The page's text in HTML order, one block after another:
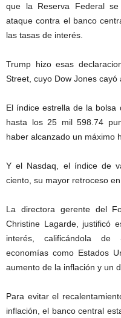
que la Reserva Federal
ataque contra el banco
las tasas de interés.
Trump hizo esas
Street, cuyo Dow Jones cayó
El índice estrella de la bolsa
hasta los 25 mil 598.74
haber alcanzado un máximo
Y el Nasdaq, el índice de
ciento, su mayor retroceso
La directora gerente del
Christine Lagarde, justificó
interés, calificándola de
economías como Estados
aumento de la inflación y un
Para evitar el
inflación, el banco central